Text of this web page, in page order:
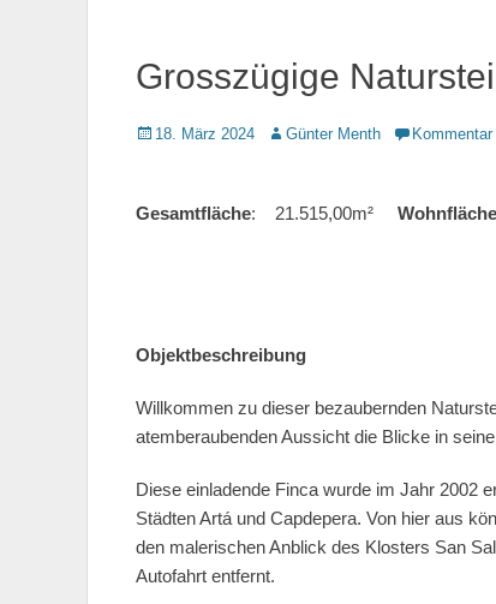
Grosszügige
Gepostet
18. März 2024 AutorGünter Menth
Gesamtfläche: 21.515,00m² Wohnfläche
Objektbeschreibung
Willkommen zu dieser bezaubernden
atemberaubenden Aussicht die Blicke in
Diese einladende Finca wurde im Jahr 2002
Städten Artá und Capdepera. Von hier aus
den malerischen Anblick des Klosters San
Autofahrt entfernt.